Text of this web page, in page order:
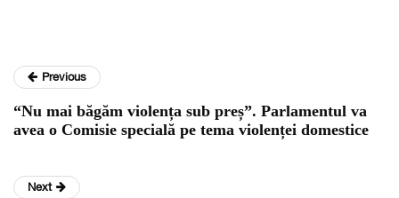
Previous
“Nu mai băgăm violența sub preș”. Parlamentul va
avea o Comisie specială pe tema violenței domestice
Next